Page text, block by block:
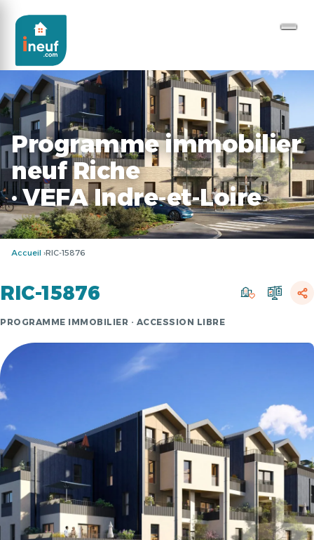
Programme immobilier
neuf Riche
· VEFA Indre-et-Loire
Accueil RIC-15876
RIC-15876
PROGRAMME IMMOBILIER · ACCESSION LIBRE